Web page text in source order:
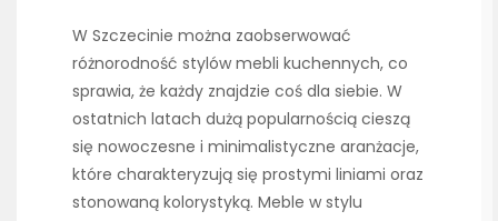
W Szczecinie można zaobserwować
różnorodność stylów mebli kuchennych, co
sprawia, że każdy znajdzie coś dla siebie. W
ostatnich latach dużą popularnością cieszą
się nowoczesne i minimalistyczne aranżacje,
które charakteryzują się prostymi liniami oraz
stonowaną kolorystyką. Meble w stylu